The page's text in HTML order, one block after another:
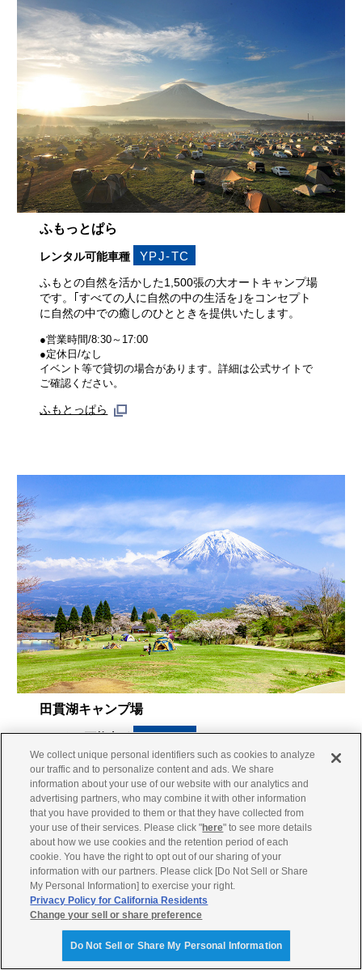
ふもっとぱら
レンタル可能車種 YPJ-TC
ふもとの自然を活かした1,500張の大オートキャンプ場
です。｢すべての人に自然の中の生活を｣をコンセプト
に自然の中での癒しのひとときを提供いたします。
●営業時間/8:30～17:00
●定休日/なし
イベント等で貸切の場合があります。詳細は公式サイトで
ご確認ください。
ふもとっぱら
田貫湖キャンプ場
レンタル可能車種 YPJ-EC
朝霧高原の一角にある田貫湖のほとりの公営キャンプ
場です。春は湖畔沿いに約350本のソメイヨシノや山桜
が咲き揃い、初夏には北側周辺で蛍が見られます。湖
ではへら鮒つりやボート遊びなどができます。
●営業時間/8:00～17:00
(冬季)8:00～16:00
●定休日/なし
田貫湖キャンプ場
We collect unique personal identifiers such as cookies to analyze
our traffic and to personalize content and ads. We share
information about your use of our website with our analytics and
advertising partners, who may combine it with other information
that you have provided to them or that they have collected from
your use of their services. Please click "here" to see more details
about how we use cookies and the retention period of each
cookie. You have the right to opt out of our sharing of your
information with our partners. Please click [Do Not Sell or Share
My Personal Information] to exercise your right.
Privacy Policy for California Residents
Change your sell or share preference
Do Not Sell or Share My Personal Information